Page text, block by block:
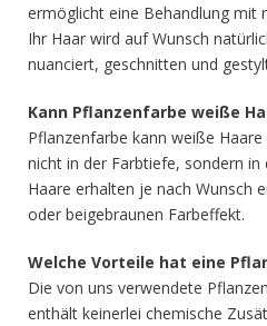
ermöglicht eine Behandlung mit
Ihr Haar wird auf Wunsch
nuanciert, geschnitten und
Kann Pflanzenfarbe weiße
Pflanzenfarbe kann weiße
nicht in der Farbtiefe, sondern in
Haare erhalten je nach Wunsch
oder beigebraunen Farbeffekt.
Welche Vorteile hat eine
Die von uns verwendete
enthält keinerlei chemische